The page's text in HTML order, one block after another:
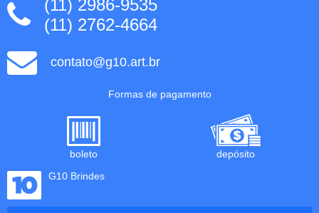
(11) 2986-9535
(11) 2762-4664
contato@g10.art.br
Formas de pagamento
boleto
depósito
G10 Brindes